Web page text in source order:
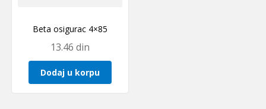
Beta osigurac 4×85
13.46 din
Dodaj u korpu